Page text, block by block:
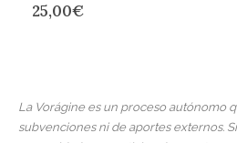
25,00€
La Vorágine es un proceso autónomo
subvenciones ni de aportes externos.